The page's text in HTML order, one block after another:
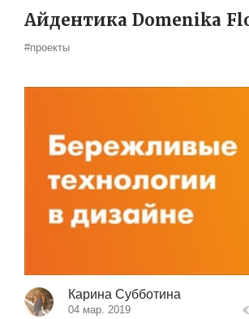
Айдентика Domenika
#проекты
Карина Субботина
04 мар. 2019